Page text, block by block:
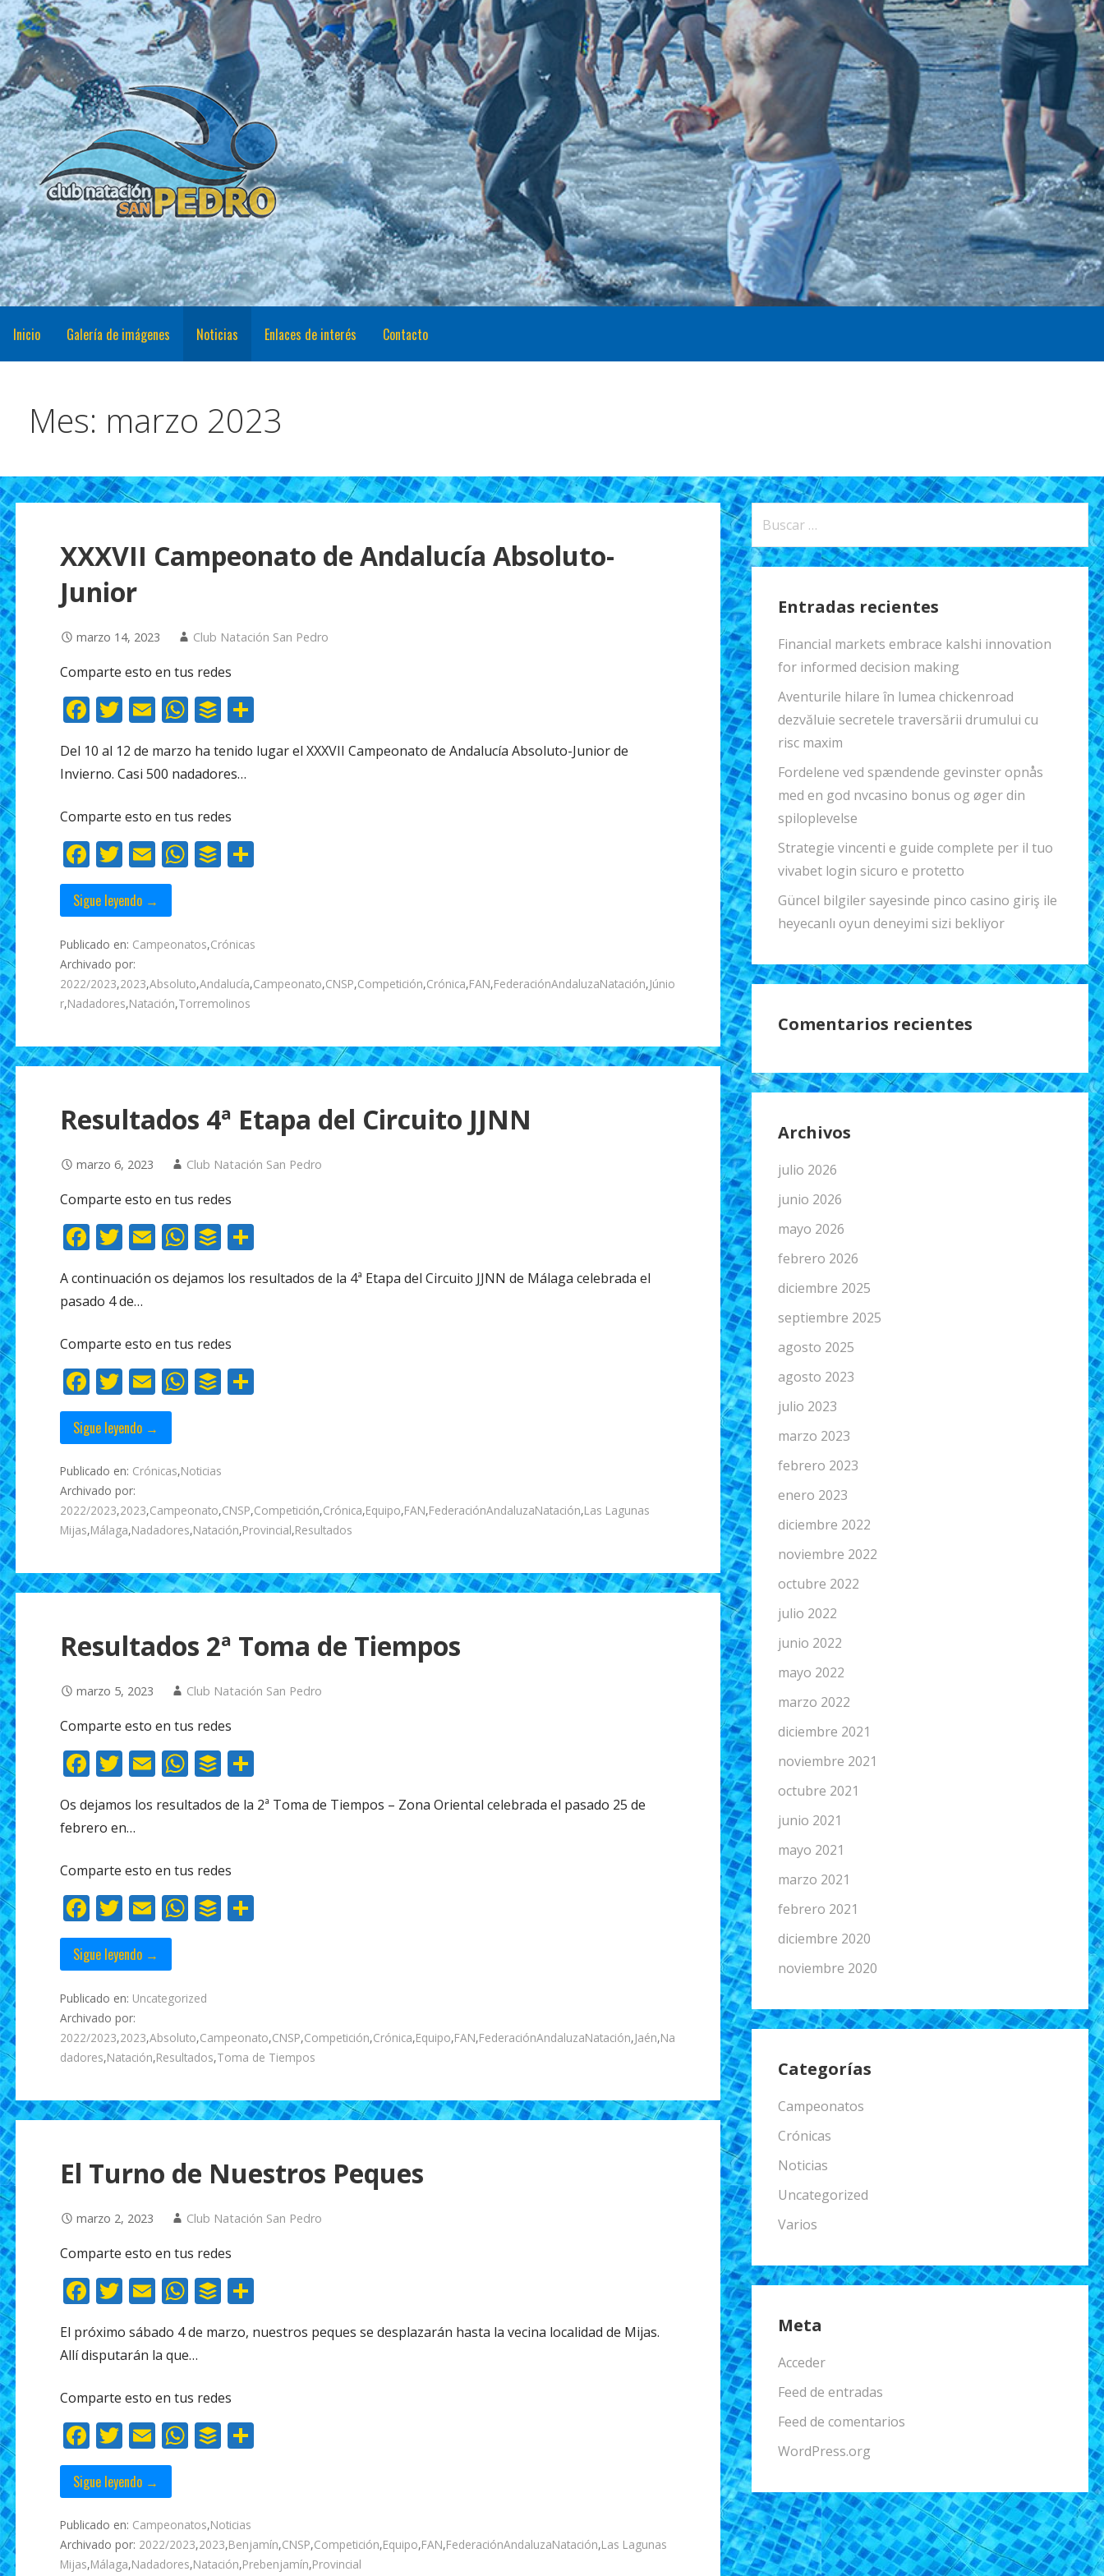
Saltar
al
contenido
Club Natación San Pedro
CNSP
Inicio Galería de imágenes Noticias Enlaces de interés Contacto
Mes: marzo 2023
XXXVII Campeonato de Andalucía Absoluto-
Junior
marzo 14, 2023 Club Natación San Pedro
Comparte esto en tus redes
F
e
b
o
o
k
T
itt
er
E
ai
l
W
at
s
A
p
p
B
f
er
C
m
ti
r
Del 10 al 12 de marzo ha tenido lugar el XXXVII Campeonato de Andalucía Absoluto-Junior de
Invierno. Casi 500 nadadores…
Comparte esto en tus redes
F
ac
e
b
o
o
k
T
w
itt
er
E
m
ai
l
W
s
A
p
p
B
er
C
p
ar
ti
Sigue leyendo →
Publicado en: Campeonatos,Crónicas
Archivado por:
2022/2023,2023,Absoluto,Andalucía,Campeonato,CNSP,Competición,Crónica,FAN,FederaciónAndaluzaNatación,Júnio
r,Nadadores,Natación,Torremolinos
Resultados 4ª Etapa del Circuito JJNN
marzo 6, 2023 Club Natación San Pedro
Comparte esto en tus redes
F
e
b
o
o
k
T
itt
er
E
ai
W
at
A
p
p
B
f
C
m
ti
r
A continuación os dejamos los resultados de la 4ª Etapa del Circuito JJNN de Málaga celebrada el
pasado 4 de…
Comparte esto en tus redes
F
ac
e
b
o
o
k
T
w
itt
er
E
m
ai
l
W
s
A
p
p
B
er
C
ti
r
Sigue leyendo →
Publicado en: Crónicas,Noticias
Archivado por:
2022/2023,2023,Campeonato,CNSP,Competición,Crónica,Equipo,FAN,FederaciónAndaluzaNatación,Las Lagunas
Mijas,Málaga,Nadadores,Natación,Provincial,Resultados
Resultados 2ª Toma de Tiempos
marzo 5, 2023 Club Natación San Pedro
Comparte esto en tus redes
F
e
b
o
o
k
T
itt
er
E
ai
W
at
A
p
p
B
f
C
o
m
ti
r
Os dejamos los resultados de la 2ª Toma de Tiempos – Zona Oriental celebrada el pasado 25 de
febrero en…
Comparte esto en tus redes
F
ac
e
b
o
o
k
T
w
itt
er
E
m
ai
l
W
s
A
p
p
B C
ti
r
Sigue leyendo →
Publicado en: Uncategorized
Archivado por:
2022/2023,2023,Absoluto,Campeonato,CNSP,Competición,Crónica,Equipo,FAN,FederaciónAndaluzaNatación,Jaén,Na
dadores,Natación,Resultados,Toma de Tiempos
El Turno de Nuestros Peques
marzo 2, 2023 Club Natación San Pedro
Comparte esto en tus redes
F
e
b
o
o
k
T
itt
er
E
ai
l
W
at
s
A
p
p
B
f
C
m
ti
r
El próximo sábado 4 de marzo, nuestros peques se desplazarán hasta la vecina localidad de Mijas.
Allí disputarán la que…
Comparte esto en tus redes
F
ac
e
b
o
o
T
w
itt
er
E
m
ai
l
W
s
A
p
B
er
C
ar
ti
Sigue leyendo →
Publicado en: Campeonatos,Noticias
Archivado por: 2022/2023,2023,Benjamín,CNSP,Competición,Equipo,FAN,FederaciónAndaluzaNatación,Las Lagunas
Mijas,Málaga,Nadadores,Natación,Prebenjamín,Provincial
Buscar:
Entradas recientes
Financial markets embrace kalshi innovation
for informed decision making
Aventurile hilare în lumea chickenroad
dezvăluie secretele traversării drumului cu
risc maxim
Fordelene ved spændende gevinster opnås
med en god nvcasino bonus og øger din
spiloplevelse
Strategie vincenti e guide complete per il tuo
vivabet login sicuro e protetto
Güncel bilgiler sayesinde pinco casino giriş ile
heyecanlı oyun deneyimi sizi bekliyor
Comentarios recientes
Archivos
julio 2026
junio 2026
mayo 2026
febrero 2026
diciembre 2025
septiembre 2025
agosto 2025
agosto 2023
julio 2023
marzo 2023
febrero 2023
enero 2023
diciembre 2022
noviembre 2022
octubre 2022
julio 2022
junio 2022
mayo 2022
marzo 2022
diciembre 2021
noviembre 2021
octubre 2021
junio 2021
mayo 2021
marzo 2021
febrero 2021
diciembre 2020
noviembre 2020
Categorías
Campeonatos
Crónicas
Noticias
Uncategorized
Varios
Meta
Acceder
Feed de entradas
Feed de comentarios
WordPress.org